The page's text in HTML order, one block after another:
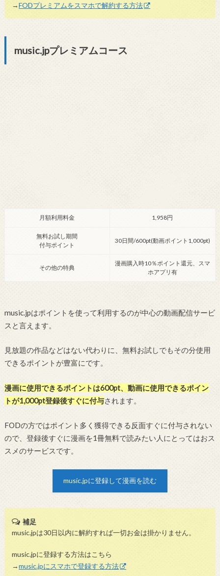
→FODプレミアムをスマホで解約する方法
music.jpプレミアムコース
月額利用料金 1,958円
無料お試し期間
付与ポイント
30日間/600pt(動画ポイント1,000pt)
その他の特典
漫画購入時10％ポイント還元、スマ
ホアプリ有
music.jpはポイントを使って利用するのが中心の動画配信サービ
スと言えます。
見放題の作品などはない代わりに、無料お試しでもその分使用
できるポイントが豊富にです。
漫画に使用できるポイントは600pt、動画に使用できるポイン
トが1,000pt登録後すぐに付与されます。
FODの方ではポイント多く獲得できる反面すぐに付与されない
ので、登録後すぐに漫画を1冊無料で読みたい人にとってはおス
スメのサービスです。
music.jpに登録して漫画を読む
補足
music.jpは30日以内に解約すれば一切お金は掛かりません。
music.jpに登録する方法はこちら
→music.jpにスマホで登録する方法